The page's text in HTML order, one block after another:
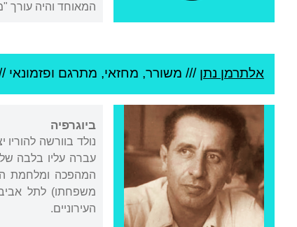
המאוחד והיה עורך
אלתרמן נתן /// משורר, מחזאי, מתרגם ופזמונאי
ביוגרפיה
נולד בוורשה
עברה עליו בלבה
משפחתו) לתל
העירוניים.